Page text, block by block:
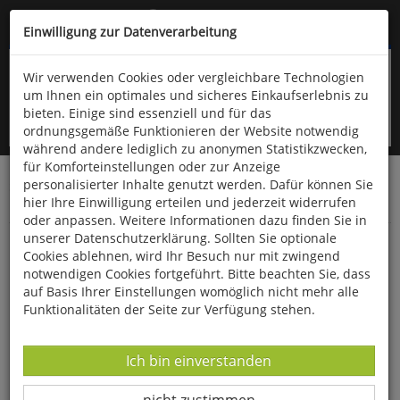
Kompletten Head der Seite überspringen
oder (06766) 9323-960
Startseite Schönes & Dekoratives
Uhren & Schmuck
Wanduhren, Standuhren & Wecker
Gezeitenuhr
Einwilligung zur Datenverarbeitung
Wir verwenden Cookies oder vergleichbare Technologien
um Ihnen ein optimales und sicheres Einkaufserlebnis zu
bieten. Einige sind essenziell und für das
ordnungsgemäße Funktionieren der Website notwendig
während andere lediglich zu anonymen Statistikzwecken,
für Komforteinstellungen oder zur Anzeige
personalisierter Inhalte genutzt werden. Dafür können Sie
hier Ihre Einwilligung erteilen und jederzeit widerrufen
oder anpassen. Weitere Informationen dazu finden Sie in
unserer Datenschutzerklärung. Sollten Sie optionale
Cookies ablehnen, wird Ihr Besuch nur mit zwingend
notwendigen Cookies fortgeführt. Bitte beachten Sie, dass
auf Basis Ihrer Einstellungen womöglich nicht mehr alle
Funktionalitäten der Seite zur Verfügung stehen.
Datenverarbeitung -
Ich bin einverstanden